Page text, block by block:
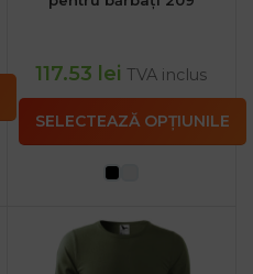
117.53 lei TVA inclus
SELECTEAZĂ OPȚIUNILE